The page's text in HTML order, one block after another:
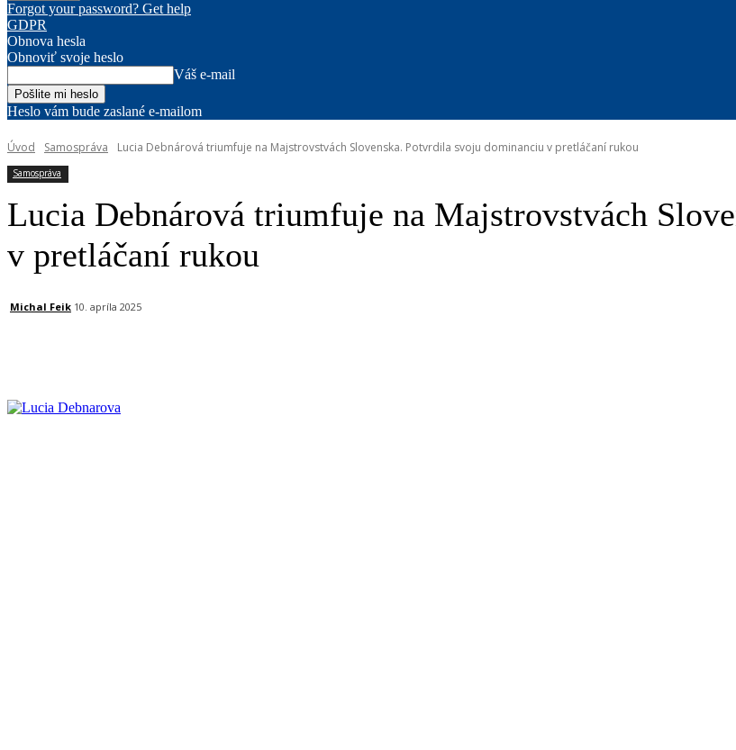
Forgot your password? Get help
GDPR
Obnova hesla
Obnoviť svoje heslo
Váš e-mail
Heslo vám bude zaslané e-mailom
Úvod Samospráva Lucia Debnárová triumfuje na Majstrovstvách Slovenska. Potvrdila svoju dominanciu v pretláčaní rukou
Samospráva
Lucia Debnárová triumfuje na Majstrovstvách
v pretláčaní rukou
Michal Feik 10. apríla 2025